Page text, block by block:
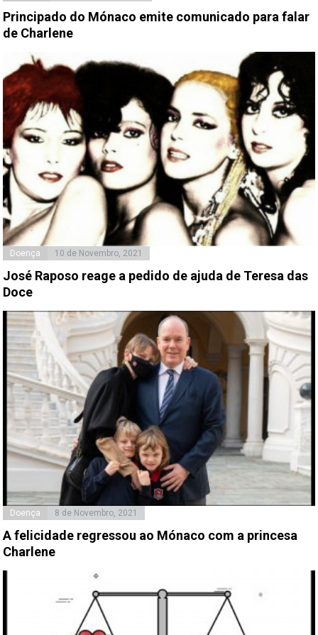
Principado do Mónaco emite comunicado para falar
de Charlene
Doença 10 de Novembro, 2021
José Raposo reage a pedido de ajuda de Teresa das
Doce
Doença 8 de Novembro, 2021
A felicidade regressou ao Mónaco com a princesa
Charlene